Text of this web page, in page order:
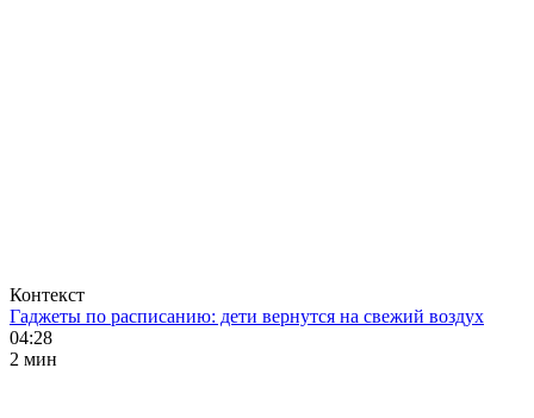
Контекст
Гаджеты по расписанию: дети вернутся на свежий воздух
04:28
2 мин